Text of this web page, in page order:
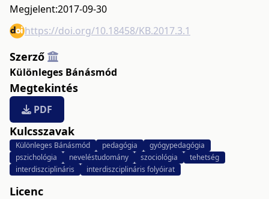
Megjelent:2017-09-30
https://doi.org/10.18458/KB.2017.3.1
Szerző
Különleges Bánásmód
Megtekintés
PDF
Kulcsszavak
Különleges Bánásmód pedagógia
gyógypedagógia
pszichológia
neveléstudomány szociológia
tehetség
interdiszciplináris
interdiszciplináris folyóirat
Licenc